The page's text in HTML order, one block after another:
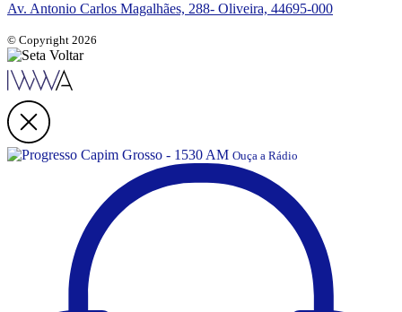
Av. Antonio Carlos Magalhães, 288- Oliveira, 44695-000
© Copyright 2026
Ouça a Rádio